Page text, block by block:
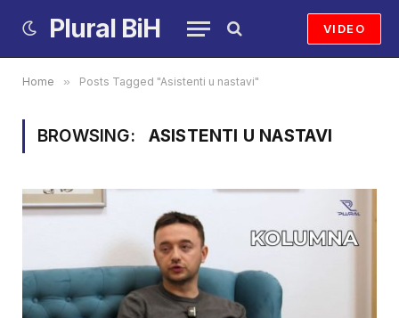
Plural BiH VIDEO
Home » Posts Tagged "Asistenti u nastavi"
BROWSING: ASISTENTI U NASTAVI